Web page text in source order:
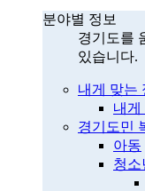
분야별 정보
경기도를
있습니다.
내게 맞는
내게
경기도민
아동
청소